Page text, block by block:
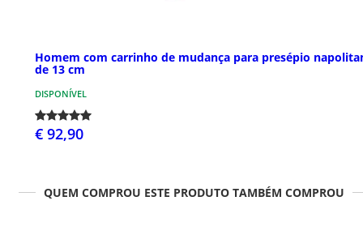
Homem com carrinho de mudança para presépio
de 13 cm
DISPONÍVEL
€ 92,90
QUEM COMPROU ESTE PRODUTO TAMBÉM COMPROU